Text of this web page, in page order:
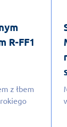
R-FF1
z łbem